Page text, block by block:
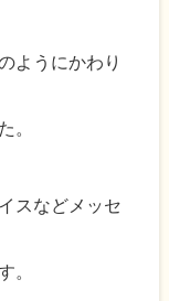
ようにかわり
。
スなどメッセ
。